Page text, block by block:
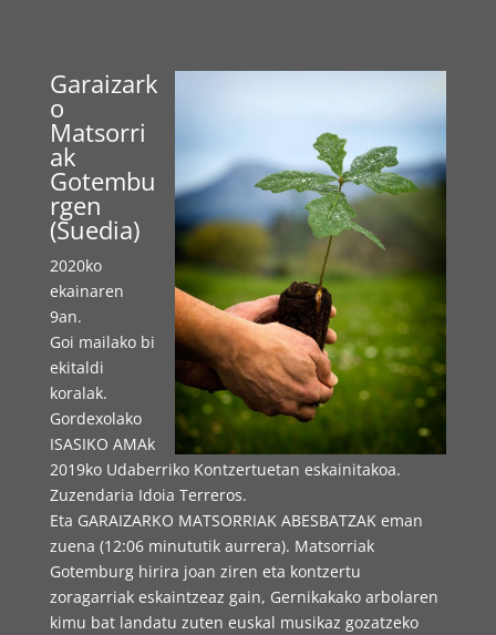
Garaizark
o
Matsorri
ak
Gotembu
rgen
(Suedia)
2020ko
ekainaren
9an.
Goi mailako bi
ekitaldi
koralak.
Gordexolako
ISASIKO AMAk
2019ko Udaberriko Kontzertuetan eskainitakoa.
Zuzendaria Idoia Terreros.
Eta GARAIZARKO MATSORRIAK ABESBATZAK eman
zuena (12:06 minututik aurrera). Matsorriak
Gotemburg hirira joan ziren eta kontzertu
zoragarriak eskaintzeaz gain, Gernikakako arbolaren
kimu bat landatu zuten euskal musikaz gozatzeko